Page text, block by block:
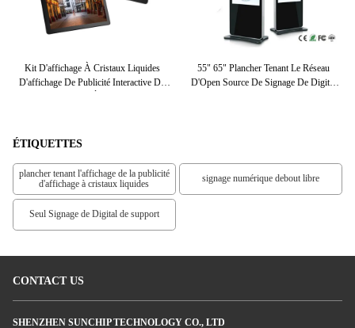
Kit D'affichage À Cristaux Liquides
D'affichage De Publicité Interactive De
55" 65" Plancher Tenant Le Réseau
D'Open Source De Signage De Digital
ÉTIQUETTES
plancher tenant l'affichage de la publicité
d'affichage à cristaux liquides
signage numérique debout libre
Seul Signage de Digital de support
CONTACT US
SHENZHEN SUNCHIP TECHNOLOGY CO., LTD